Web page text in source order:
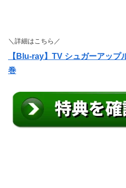
＼詳細はこちら／
【Blu-ray】TV シュガーアップ
巻